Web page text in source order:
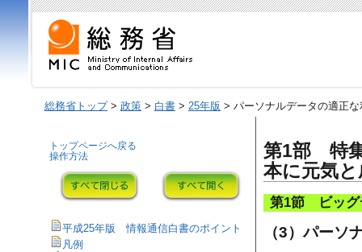
総務省トップ> 政策 > 白書 > 25年版 > パーソナルデータの適正
第1部 特
本に元気
第1節 ビッグ
（3）パーソ
トップページへ戻る
操作方法
平成25年版 情報通信白書のポイント
凡例